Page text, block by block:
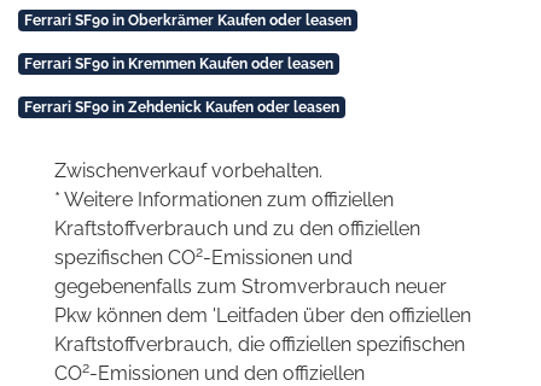
Ferrari SF90 in Oberkrämer Kaufen oder leasen
Ferrari SF90 in Kremmen Kaufen oder leasen
Ferrari SF90 in Zehdenick Kaufen oder leasen
Zwischenverkauf vorbehalten.
* Weitere Informationen zum offiziellen
Kraftstoffverbrauch und zu den offiziellen
spezifischen CO2-Emissionen und
gegebenenfalls zum Stromverbrauch neuer
Pkw können dem 'Leitfaden über den offiziellen
Kraftstoffverbrauch, die offiziellen spezifischen
CO2-Emissionen und den offiziellen